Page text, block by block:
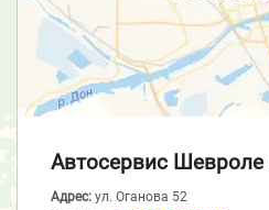
Автосервис Шевроле
Адрес: ул. Оганова 52